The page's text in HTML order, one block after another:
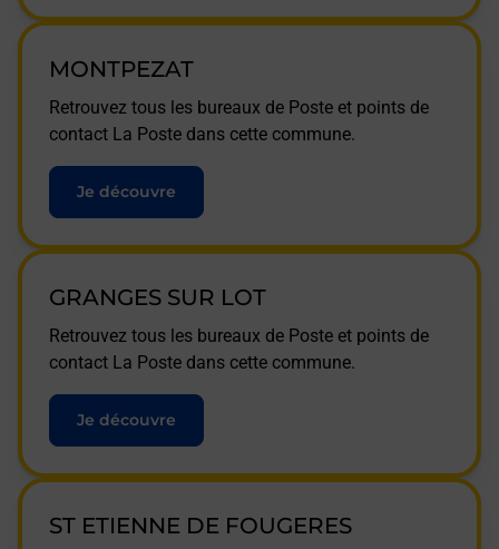
MONTPEZAT
Retrouvez tous les bureaux de Poste et points de
contact La Poste dans cette commune.
Je découvre
GRANGES SUR LOT
Retrouvez tous les bureaux de Poste et points de
contact La Poste dans cette commune.
Je découvre
ST ETIENNE DE FOUGERES